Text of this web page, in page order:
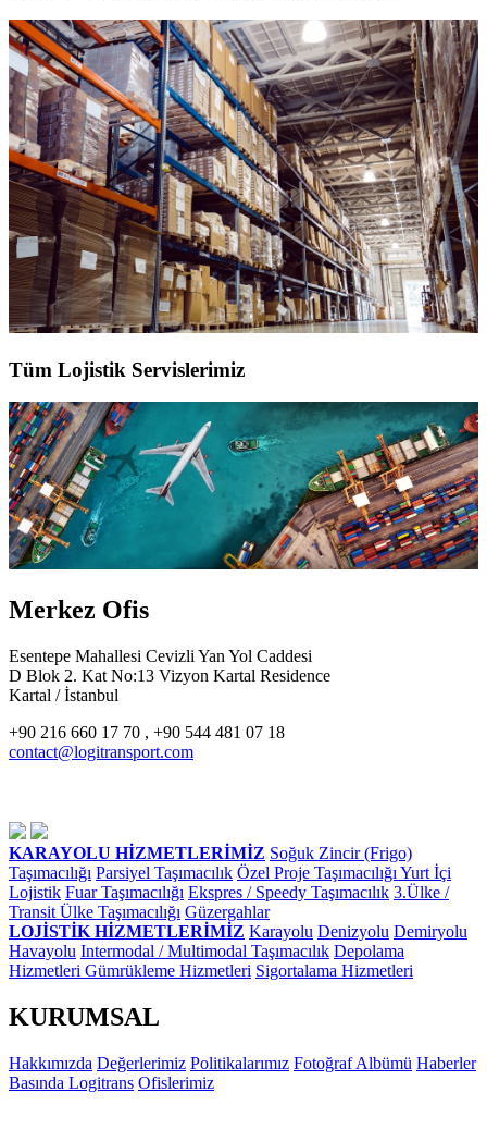
Tüm Lojistik Servislerimiz
Merkez Ofis
Esentepe Mahallesi Cevizli Yan Yol Caddesi
D Blok 2. Kat No:13 Vizyon Kartal Residence
Kartal / İstanbul
+90 216 660 17 70 , +90 544 481 07 18
contact@logitransport.com
KARAYOLU HİZMETLERİMİZ Soğuk Zincir (Frigo)
Taşımacılığı Parsiyel Taşımacılık Özel Proje Taşımacılığı Yurt İçi
Lojistik Fuar Taşımacılığı Ekspres / Speedy Taşımacılık 3.Ülke /
Transit Ülke Taşımacılığı Güzergahlar
LOJİSTİK HİZMETLERİMİZ Karayolu Denizyolu Demiryolu
Havayolu Intermodal / Multimodal Taşımacılık Depolama
Hizmetleri Gümrükleme Hizmetleri Sigortalama Hizmetleri
KURUMSAL
Hakkımızda Değerlerimiz Politikalarımız Fotoğraf Albümü Haberler
Basında Logitrans Ofislerimiz